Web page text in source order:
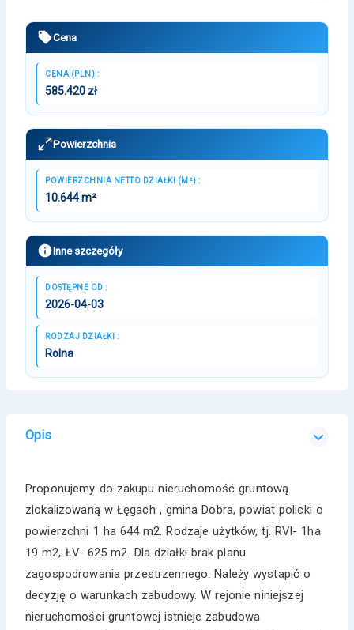
Cena
CENA (PLN) :
585.420 zł
Powierzchnia
POWIERZCHNIA NETTO DZIAŁKI (M²) :
10.644 m²
Inne szczegóły
DOSTĘPNE OD :
2026-04-03
RODZAJ DZIAŁKI :
Rolna
Opis
Proponujemy do zakupu nieruchomość gruntową
zlokalizowaną w Łęgach , gmina Dobra, powiat policki o
powierzchni 1 ha 644 m2. Rodzaje użytków, tj. RVI- 1ha
19 m2, ŁV- 625 m2. Dla działki brak planu
zagospodrowania przestrzennego. Należy wystapić o
decyzję o warunkach zabudowy. W rejonie niniejszej
nieruchomości gruntowej istnieje zabudowa